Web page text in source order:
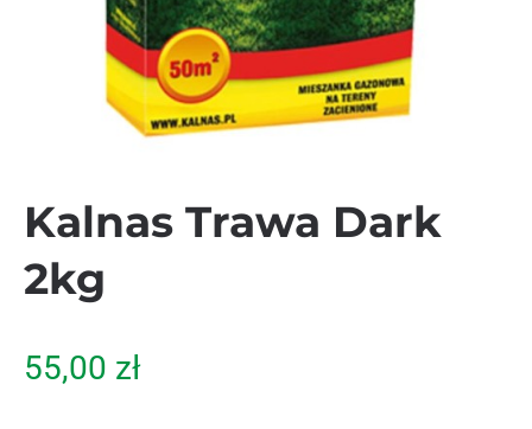
Kalnas Trawa Dark
2kg
55,00 zł